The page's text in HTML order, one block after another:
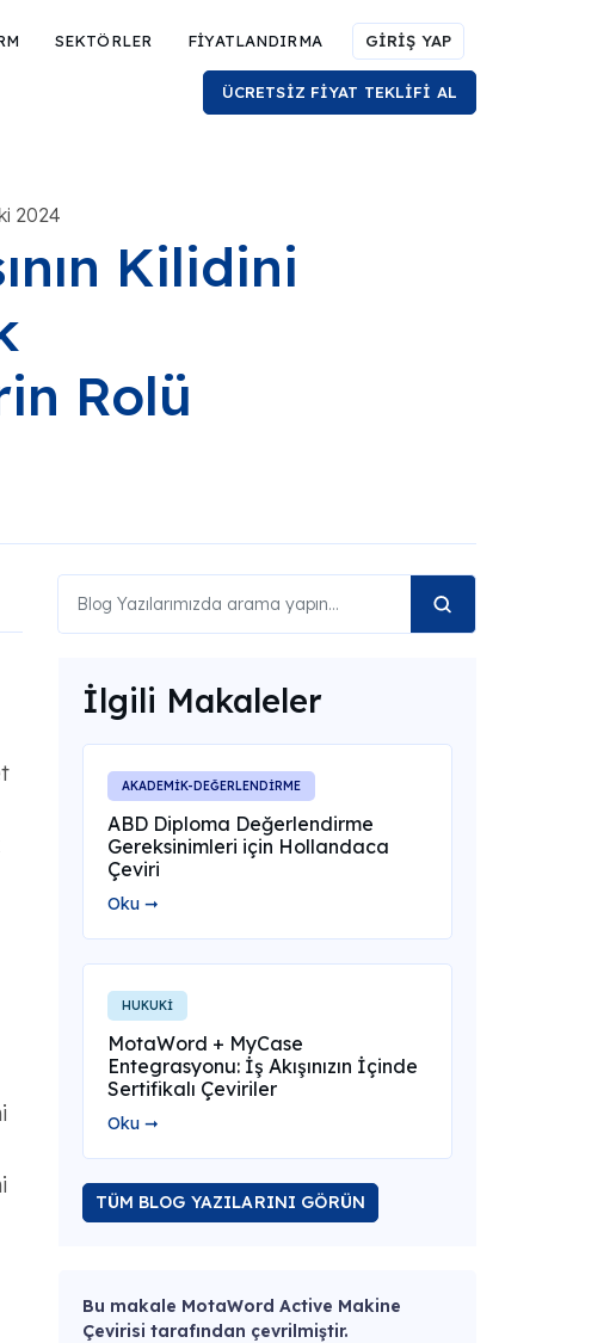
SEKTÖRLER FİYATLANDIRMA GİRİŞ YAP
ÜCRETSİZ FİYAT TEKLİFİ AL
2024
Kilidini
Rolü
İlgili Makaleler
AKADEMİK-DEĞERLENDİRME
ABD Diploma Değerlendirme
Gereksinimleri için Hollandaca
Çeviri
Oku ➞
HUKUKİ
MotaWord + MyCase
Entegrasyonu: İş Akışınızın İçinde
Sertifikalı Çeviriler
Oku ➞
TÜM BLOG YAZILARINI GÖRÜN
Bu makale MotaWord Active Makine
Çevirisi tarafından çevrilmiştir.